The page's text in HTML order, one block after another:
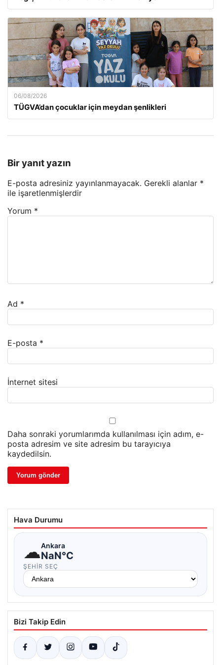
06/08/2026
TÜGVA’dan çocuklar için meydan şenlikleri
Bir yanıt yazın
E-posta adresiniz yayınlanmayacak. Gerekli alanlar *
ile işaretlenmişlerdir
Yorum *
Ad *
E-posta *
İnternet sitesi
Daha sonraki yorumlarımda kullanılması için adım, e-
posta adresim ve site adresim bu tarayıcıya
kaydedilsin.
Hava Durumu
☁Ankara
NaN°C
ŞEHIR SEÇ
Bizi Takip Edin